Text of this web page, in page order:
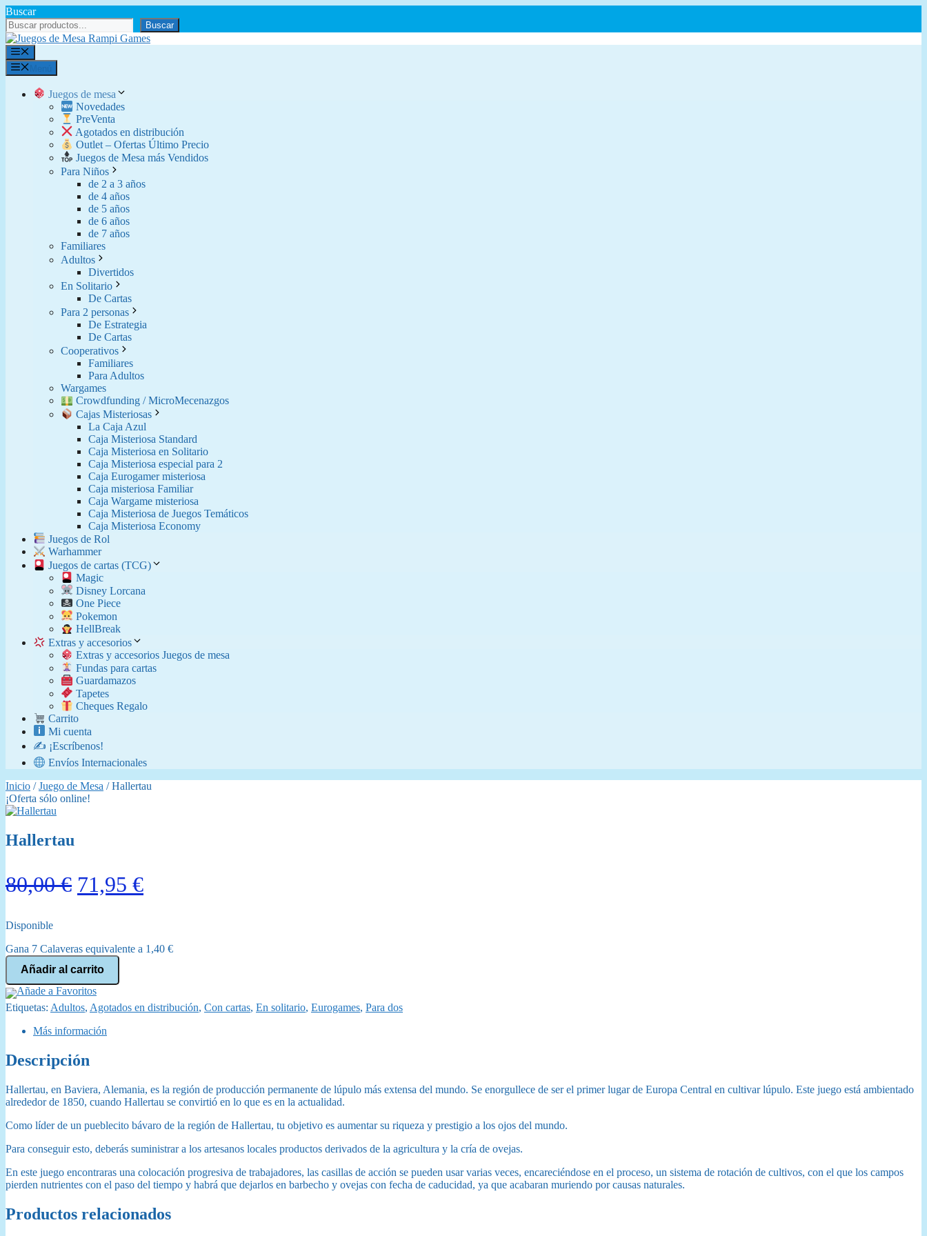
Saltar
al
contenido
Buscar
Buscar
Menú
Juegos de mesa
Novedades
PreVenta
Agotados en distribución
Outlet – Ofertas Último Precio
Juegos de Mesa más Vendidos
Para Niños
de 2 a 3 años
de 4 años
de 5 años
de 6 años
de 7 años
Familiares
Adultos
Divertidos
En Solitario
De Cartas
Para 2 personas
De Estrategia
De Cartas
Cooperativos
Familiares
Para Adultos
Wargames
Crowdfunding / MicroMecenazgos
Cajas Misteriosas
La Caja Azul
Caja Misteriosa Standard
Caja Misteriosa en Solitario
Caja Misteriosa especial para 2
Caja Eurogamer misteriosa
Caja misteriosa Familiar
Caja Wargame misteriosa
Caja Misteriosa de Juegos Temáticos
Caja Misteriosa Economy
Juegos de Rol
Warhammer
Juegos de cartas (TCG)
Magic
Disney Lorcana
One Piece
Pokemon
​ HellBreak
Extras y accesorios
Extras y accesorios Juegos de mesa
Fundas para cartas
Guardamazos
Tapetes
Cheques Regalo
Carrito
Mi cuenta
✍️ ¡Escríbenos!
Envíos Internacionales
Inicio /Juego de Mesa / Hallertau
¡Oferta sólo online!
Hallertau
80,00€ El
era:
80,00 €.
71,95 €El
es:
Disponible
Gana 7 Calaveras equivalente a 1,40 €
Hallertau
cantidad
Añadir al carrito
Añade a Favoritos
Etiquetas: Adultos, Agotados en distribución, Con cartas, En solitario, Eurogames, Para dos
Más información
Descripción
Hallertau, en Baviera, Alemania, es la región de producción permanente de lúpulo más extensa del mundo. Se enorgullece de ser el primer lugar de Europa Central en cultivar lúpulo. Este juego está ambientado
alrededor de 1850, cuando Hallertau se convirtió en lo que es en la actualidad.
Como líder de un pueblecito bávaro de la región de Hallertau, tu objetivo es aumentar su riqueza y prestigio a los ojos del mundo.
Para conseguir esto, deberás suministrar a los artesanos locales productos derivados de la agricultura y la cría de ovejas.
En este juego encontraras una colocación progresiva de trabajadores, las casillas de acción se pueden usar varias veces, encareciéndose en el proceso, un sistema de rotación de cultivos, con el que los campos
pierden nutrientes con el paso del tiempo y habrá que dejarlos en barbecho y ovejas con fecha de caducidad, ya que acabaran muriendo por causas naturales.
Productos relacionados